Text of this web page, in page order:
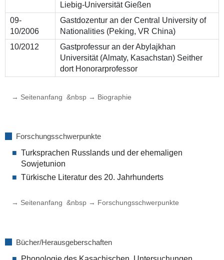
Liebig-Universität Gießen
09-
10/2006
Gastdozentur an der Central University of
Nationalities (Peking, VR China)
10/2012
Gastprofessur an der Abylajkhan
Universität (Almaty, Kasachstan) Seither
dort Honorarprofessor
→ Seitenanfang &nbsp → Biographie
Forschungsschwerpunkte
Turksprachen Russlands und der ehemaligen
Sowjetunion
Türkische Literatur des 20. Jahrhunderts
→ Seitenanfang &nbsp → Forschungsschwerpunkte
Bücher/Herausgeberschaften